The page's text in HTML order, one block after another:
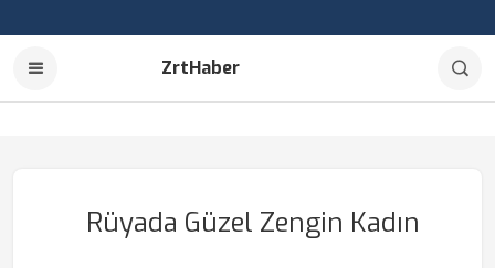
ZrtHaber
Rüyada Güzel Zengin Kadın